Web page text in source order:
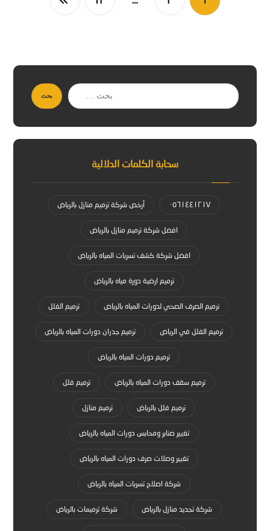
بحث
سحابة الكلمات الدلالية
٠٥٦١٤٤١٢١٧ أرخص شركة ترميم منازل بالرياض
افضل شركة ترميم منازل بالرياض
افضل شركة كشف تسربات المياه بالرياض
ترميم ارضية دورة مياه بالرياض
ترميم الصرف الصحي لدورات المياه بالرياض ترميم الفلل
ترميم الفلل في الرياض ترميم جدران دورات المياه بالرياض
ترميم دورات المياه بالرياض
ترميم سقف دورات المياه بالرياض ترميم فلل
ترميم فلل بالرياض ترميم منازل
تغيير صنابر ومحابس دورات المياه بالرياض
تغيير وصلات صرف دورات المياه بالرياض
شركة اصلاح تسربات المياه بالرياض
شركة تجديد منازل بالرياض شركة ترميمات بالرياض